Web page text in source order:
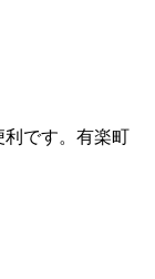
利です。有楽町